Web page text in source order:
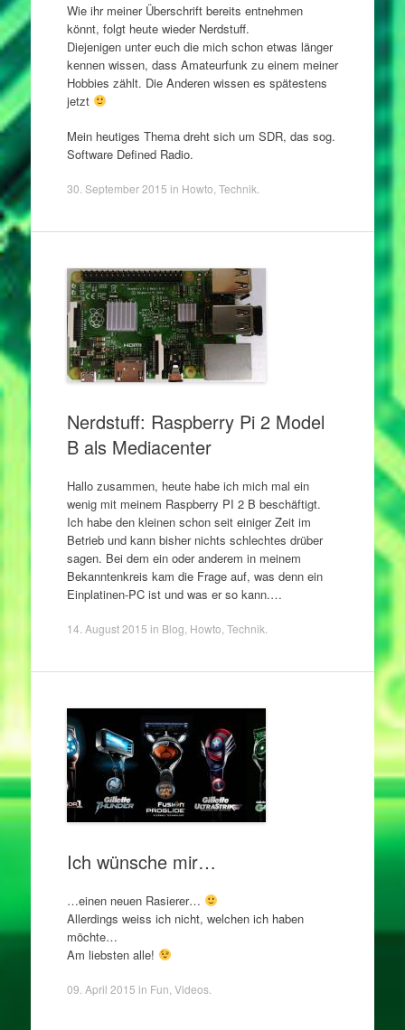
Wie ihr meiner Überschrift bereits entnehmen
könnt, folgt heute wieder Nerdstuff.
Diejenigen unter euch die mich schon etwas länger
kennen wissen, dass Amateurfunk zu einem meiner
Hobbies zählt. Die Anderen wissen es spätestens
jetzt
Mein heutiges Thema dreht sich um SDR, das sog.
Software Defined Radio.
30. September 2015 in Howto Technik
Nerdstuff: Raspberry Pi 2 Model
B als Mediacenter
Hallo zusammen, heute habe ich mich mal ein
wenig mit meinem Raspberry PI 2 B beschäftigt.
Ich habe den kleinen schon seit einiger Zeit im
Betrieb und kann bisher nichts schlechtes drüber
sagen. Bei dem ein oder anderem in meinem
Bekanntenkreis kam die Frage auf, was denn ein
Einplatinen-PC ist und was er so kann.…
14. August 2015 in Blog Howto Technik
Ich wünsche mir…
…einen neuen Rasierer…
Allerdings weiss ich nicht, welchen ich haben
möchte…
Am liebsten alle!
09. April 2015 in Fun Videos.